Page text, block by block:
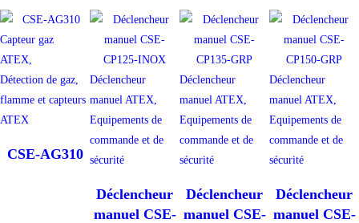
Capteur gaz
ATEX,
Détection de gaz,
flamme et capteurs
ATEX
CSE-AG310
Déclencheur
manuel ATEX,
Equipements de
commande et de
sécurité
Déclencheur
manuel CSE-
Déclencheur
manuel ATEX,
Equipements de
commande et de
sécurité
Déclencheur
manuel CSE-
Déclencheur
manuel ATEX,
Equipements de
commande et de
sécurité
Déclencheur
manuel CSE-